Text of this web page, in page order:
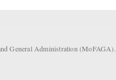
General Administration (MoFAGA).